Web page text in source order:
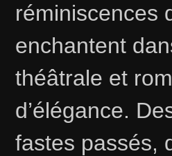
réminiscences
enchantent
théâtrale et
d’élégance.
fastes passés,